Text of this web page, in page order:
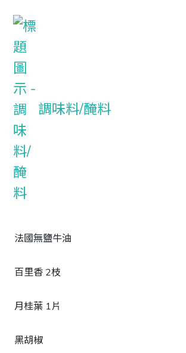
調味料/醃料
法國無鹽牛油
百里香 2枝
月桂葉 1片
黑胡椒